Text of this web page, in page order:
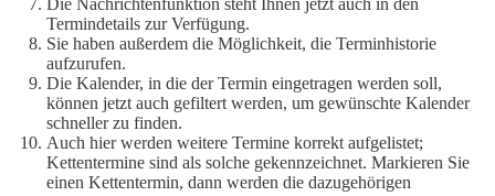
Die Nachrichtenfunktion steht Ihnen jetzt auch in den
Termindetails zur Verfügung.
Sie haben außerdem die Möglichkeit, die Terminhistorie
aufzurufen.
Die Kalender, in die der Termin eingetragen werden soll,
können jetzt auch gefiltert werden, um gewünschte Kalender
schneller zu finden.
Auch hier werden weitere Termine korrekt aufgelistet;
Kettentermine sind als solche gekennzeichnet. Markieren Sie
einen Kettentermin, dann werden die dazugehörigen